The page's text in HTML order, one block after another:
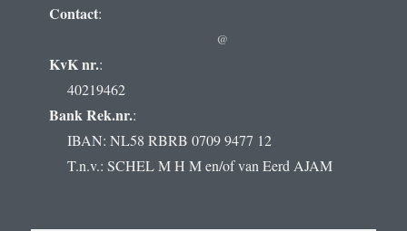
Contact:
@
KvK nr.:
40219462
Bank Rek.nr.:
IBAN: NL58 RBRB 0709 9477 12
T.n.v.: SCHEL M H M en/of van Eerd AJAM